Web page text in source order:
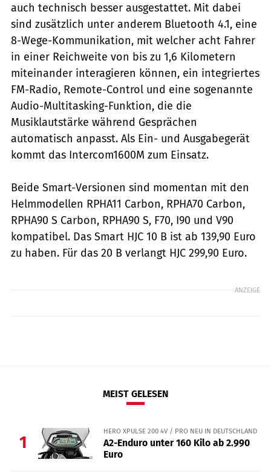
auch technisch besser ausgestattet. Mit dabei
sind zusätzlich unter anderem Bluetooth 4.1, eine
8-Wege-Kommunikation, mit welcher acht Fahrer
in einer Reichweite von bis zu 1,6 Kilometern
miteinander interagieren können, ein integriertes
FM-Radio, Remote-Control und eine sogenannte
Audio-Multitasking-Funktion, die die
Musiklautstärke während Gesprächen
automatisch anpasst. Als Ein- und Ausgabegerät
kommt das Intercom1600M zum Einsatz.
Beide Smart-Versionen sind momentan mit den
Helmmodellen RPHA11 Carbon, RPHA70 Carbon,
RPHA90 S Carbon, RPHA90 S, F70, I90 und V90
kompatibel. Das Smart HJC 10 B ist ab 139,90 Euro
zu haben. Für das 20 B verlangt HJC 299,90 Euro.
ANZEIGE
MEIST GELESEN
1
HERO XPULSE 200 4V / PRO NEU IN DEUTSCHLAND
A2-Enduro unter 160 Kilo ab 2.990
Euro